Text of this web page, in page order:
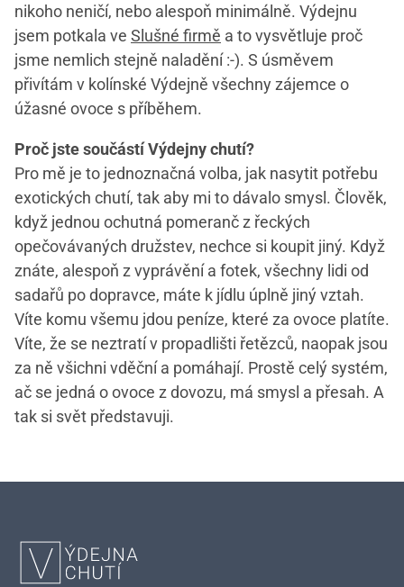
nikoho neničí, nebo alespoň minimálně. Výdejnu
jsem potkala ve Slušné firmě a to vysvětluje proč
jsme nemlich stejně naladění :-). S úsměvem
přivítám v kolínské Výdejně všechny zájemce o
úžasné ovoce s příběhem.
Proč jste součástí Výdejny chutí?
Pro mě je to jednoznačná volba, jak nasytit potřebu
exotických chutí, tak aby mi to dávalo smysl. Člověk,
když jednou ochutná pomeranč z řeckých
opečovávaných družstev, nechce si koupit jiný. Když
znáte, alespoň z vyprávění a fotek, všechny lidi od
sadařů po dopravce, máte k jídlu úplně jiný vztah.
Víte komu všemu jdou peníze, které za ovoce platíte.
Víte, že se neztratí v propadlišti řetězců, naopak jsou
za ně všichni vděční a pomáhají. Prostě celý systém,
ač se jedná o ovoce z dovozu, má smysl a přesah. A
tak si svět představuji.